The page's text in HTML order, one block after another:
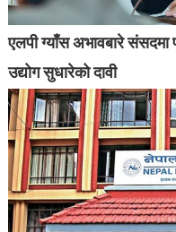
एलपी ग्याँस अभावबारे
उद्योग सुधारेको दावी